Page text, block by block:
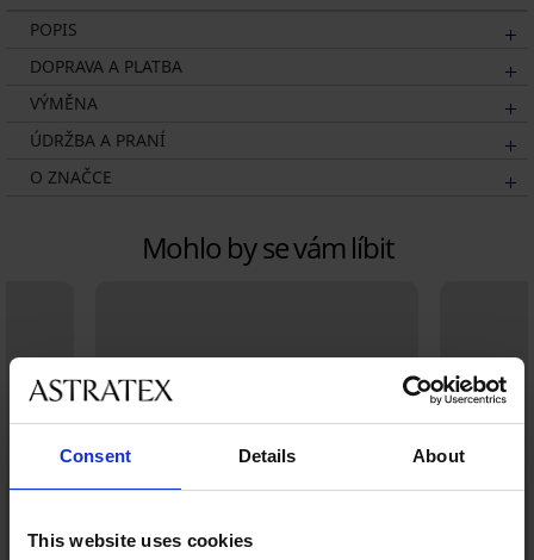
Consent Details About
This website uses cookies
POPIS
DOPRAVA A PLATBA
VÝMĚNA
ÚDRŽBA A PRANÍ
O ZNAČCE
Mohlo by se vám líbit